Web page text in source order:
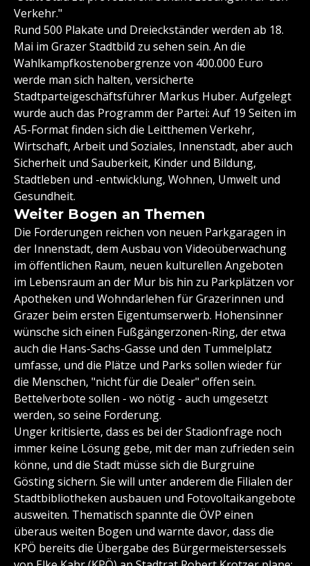
Verkehr."
Rund 500 Plakate und Dreieckständer werden ab 18.
Mai im Grazer Stadtbild zu sehen sein. An die
Wahlkampfkostenobergrenze von 400.000 Euro
werde man sich halten, versicherte
Stadtparteigeschäftsführer Markus Huber. Aufgelegt
wurde auch das Programm der Partei: Auf 19 Seiten im
A5-Format finden sich die Leitthemen Verkehr,
Wirtschaft, Arbeit und Soziales, Innenstadt, aber auch
Sicherheit und Sauberkeit, Kinder und Bildung,
Stadtleben und -entwicklung, Wohnen, Umwelt und
Gesundheit.
Weiter Bogen an Themen
Die Forderungen reichen von neuen Parkgaragen in
der Innenstadt, dem Ausbau von Videoüberwachung
im öffentlichen Raum, neuen kulturellen Angeboten
im Lebensraum an der Mur bis hin zu Parkplätzen vor
Apotheken und Wohndarlehen für Grazerinnen und
Grazer beim ersten Eigentumserwerb. Hohensinner
wünsche sich einen Fußgängerzonen-Ring, der etwa
auch die Hans-Sachs-Gasse und den Tummelplatz
umfasse, und die Plätze und Parks sollen wieder für
die Menschen, "nicht für die Dealer" offen sein.
Bettelverbote sollen - wo nötig - auch umgesetzt
werden, so seine Forderung.
Unger kritisierte, dass es bei der Stadionfrage noch
immer keine Lösung gebe, mit der man zufrieden sein
könne, und die Stadt müsse sich die Burgruine
Gösting sichern. Sie will unter anderem die Filialen der
Stadtbibliotheken ausbauen und Fotovoltaikangebote
ausweiten. Thematisch spannte die ÖVP einen
überaus weiten Bogen und warnte davor, dass die
KPÖ bereits die Übergabe des Bürgermeistersessels